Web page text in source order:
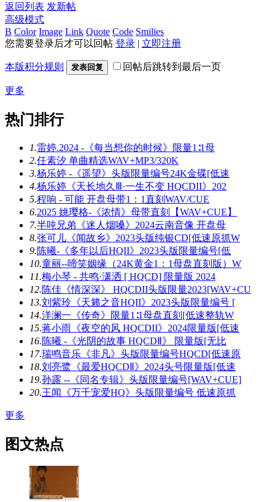
返回列表 发新帖
高级模式
B Color Image Link Quote Code Smilies
您需要登录后才可以回帖 登录 | 立即注册
本版积分规则 发表回复 回帖后跳转到最后一页
更多
热门排行
1.雷婷.2024 -《每当想你的时候》限量1∶1母
2.任素汐 单曲精选WAV+MP3/320K
3.杨乐婷 -《遥望》头版限量编号24K金碟[低速
4.杨乐婷《天长地久Ⅲ·一生不变 HQCDII》202
5.程响 - 可能 开盘母带1：1直刻WAV/CUE
6.2025 姚璎格-《浓情》母带直刻【WAV+CUE】
7.半吨兄弟《迷人烟嗓》2024云南音像 开盘母
8.张可儿《闻故乡》2023头版纯银CD[低速原抓W
9.陈曦-《多年以后HQII》2023头版限量编号[低
10.童丽--啼笑姻缘（24K黄金1：1母盘直刻版）W
11.梅小琴 - 共鸣·潇洒 [ HQCD] 限量版 2024
12.陈佳《情深深》 HQCDII头版限量2023[WAV+CU
13.刘紫玲《天籁之音HQII》2023头版限量编号 [
14.洋澜一《传奇》限量1∶1母盘直刻[低速整轨W
15.蒋小雨《夜空的风 HQCDII》2024限量版[低速
16.陈曦 -《光阴的故事 HQCDⅡ》 限量版[无比
17.瑞鸣音乐《非凡》头版限量编号HQCD[低速原
18.刘亮鹭《最爱HQCDⅡ》2024头号限量版[低速
19.孙露 --《同名专辑》头版限量编号[WAV+CUE]
20.王闻《万千宠爱HQ》头版限量编号 低速原抓
更多
图文热点